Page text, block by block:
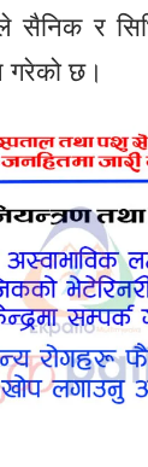
सैनिक र
गरेको छ।